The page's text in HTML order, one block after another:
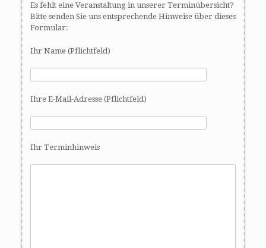
Es fehlt eine Veranstaltung in unserer Terminübersicht?
Bitte senden Sie uns entsprechende Hinweise über dieses
Formular:
Ihr Name (Pflichtfeld)
Ihre E-Mail-Adresse (Pflichtfeld)
Ihr Terminhinweis